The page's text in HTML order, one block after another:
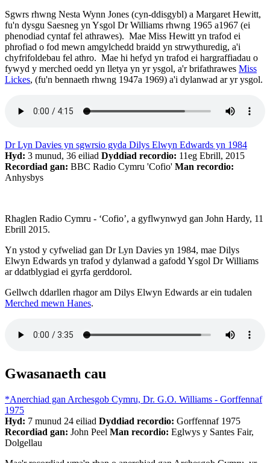
Sgwrs rhwng Nesta Wynn Jones (cyn-ddisgybl) a Margaret Hewitt,
fu'n dysgu Saesneg yn Ysgol Dr Williams rhwng 1965 a1967 (ei
phenodiad cyntaf fel athrawes). Mae Miss Hewitt yn trafod ei
phrofiad o fod mewn amgylchedd braidd yn strwythuredig, a'i
chyfrifoldebau fel athro. Mae hi hefyd yn trafod ei hargraffiadau o
fywyd y merched oedd yn lletya yn yr ysgol, a'r brifathrawes Miss
Lickes, (fu'n bennaeth rhwng 1947a 1969) a'i dylanwad ar yr ysgol.
Dr Lyn Davies yn sgwrsio gyda Dilys Elwyn Edwards yn 1984
Hyd: 3 munud, 36 eiliad Dyddiad recordio: 11eg Ebrill, 2015
Recordiad gan: BBC Radio Cymru 'Cofio' Man recordio:
Anhysbys
Rhaglen Radio Cymru - ‘Cofio’, a gyflwynwyd gan John Hardy, 11
Ebrill 2015.
Yn ystod y cyfweliad gan Dr Lyn Davies yn 1984, mae Dilys
Elwyn Edwards yn trafod y dylanwad a gafodd Ysgol Dr Williams
ar ddatblygiad ei gyrfa gerddorol.
Gellwch ddarllen rhagor am Dilys Elwyn Edwards ar ein tudalen
Merched mewn Hanes.
Gwasanaeth cau
*Anerchiad gan Archesgob Cymru, Dr. G.O. Williams - Gorffennaf
1975
Hyd: 7 munud 24 eiliad Dyddiad recordio: Gorffennaf 1975
Recordiad gan: John Peel Man recordio: Eglwys y Santes Fair,
Dolgellau